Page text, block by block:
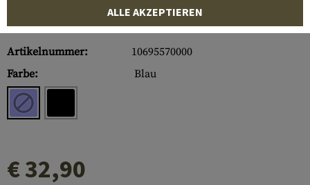
Artikelnummer:
10695570000
Farbe:
Blau
€ 32,90
ALLE AKZEPTIEREN